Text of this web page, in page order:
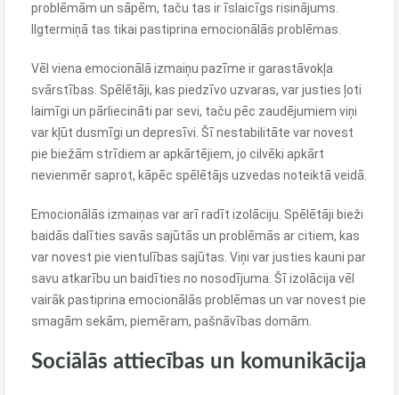
problēmām un sāpēm, taču tas ir īslaicīgs risinājums.
Ilgtermiņā tas tikai pastiprina emocionālās problēmas.
Vēl viena emocionālā izmaiņu pazīme ir garastāvokļa
svārstības. Spēlētāji, kas piedzīvo uzvaras, var justies ļoti
laimīgi un pārliecināti par sevi, taču pēc zaudējumiem viņi
var kļūt dusmīgi un depresīvi. Šī nestabilitāte var novest
pie biežām strīdiem ar apkārtējiem, jo cilvēki apkārt
nevienmēr saprot, kāpēc spēlētājs uzvedas noteiktā veidā.
Emocionālās izmaiņas var arī radīt izolāciju. Spēlētāji bieži
baidās dalīties savās sajūtās un problēmās ar citiem, kas
var novest pie vientulības sajūtas. Viņi var justies kauni par
savu atkarību un baidīties no nosodījuma. Šī izolācija vēl
vairāk pastiprina emocionālās problēmas un var novest pie
smagām sekām, piemēram, pašnāvības domām.
Sociālās attiecības un komunikācija